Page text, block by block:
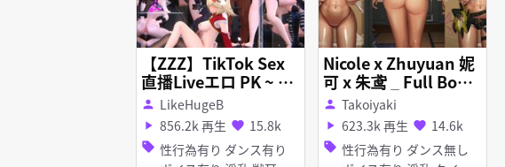
【ZZZ】TikTok Sex
直播Liveエロ PK ~ 全
員發情！生放送Every
one in Heat! 極致の
ギャップ—新艾利都肉
穴盛宴 New Eridu Liv
person LikeHugeB
play_arrow 856.2k 再生 favorite 15.8k
sell 性行為有り ダンス有り
Nicole x Zhuyuan 妮
可 x 朱鸢 _ Full Bodie
d
person Takoiyaki
play_arrow 623.3k 再生 favorite 14.6k
sell 性行為有り ダンス無し